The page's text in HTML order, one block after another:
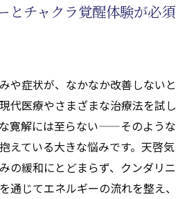
とチャクラ覚醒体験が必須
や症状が、なかなか改善しないと
代医療やさまざまな治療法を試し
寛解には至らない——そのような
えている大きな悩みです。天啓気
の緩和にとどまらず、クンダリニ
通じてエネルギーの流れを整え、